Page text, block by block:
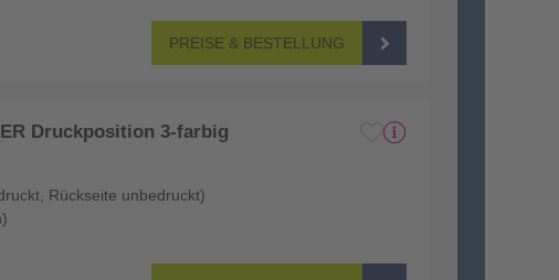
PREISE & BESTELLUNG
Druckposition 3-farbig
Rückseite unbedruckt)